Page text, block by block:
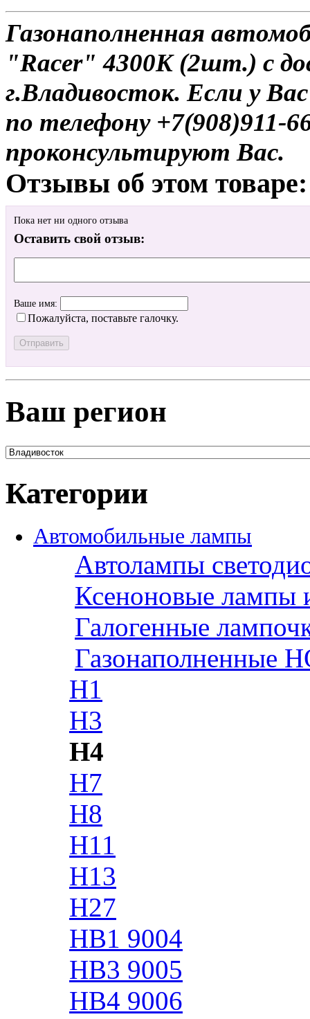
Газонаполненная
"Racer" 4300K (2шт.) с
г.Владивосток. Если у
по телефону
проконсультируют Вас.
Отзывы об этом товаре:
Пока нет ни одного отзыва
Оставить свой отзыв:
Ваше имя:
Пожалуйста, поставьте галочку.
Ваш регион
Категории
Автомобильные лампы
Автолампы
Ксеноновые лампы
Галогенные
Газонаполненные
H1
H3
H4
H7
H8
H11
H13
H27
HB1 9004
HB3 9005
HB4 9006